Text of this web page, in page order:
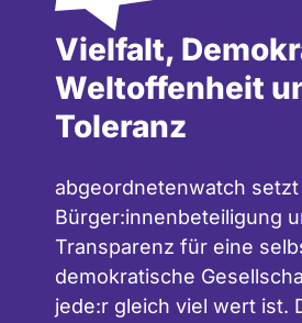
Vielfalt,
Weltoffenheit
Toleranz
abgeordnetenwatch
Bürger:innenbeteiligung
Transparenz für eine
demokratische
jede:r gleich viel wert ist.